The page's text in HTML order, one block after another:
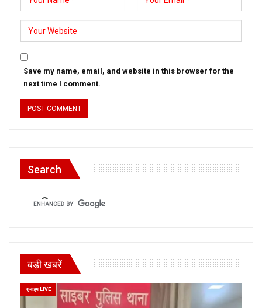
Save my name, email, and website in this browser for the
next time I comment.
Search
बड़ी खबरें
क्राइम LIVE